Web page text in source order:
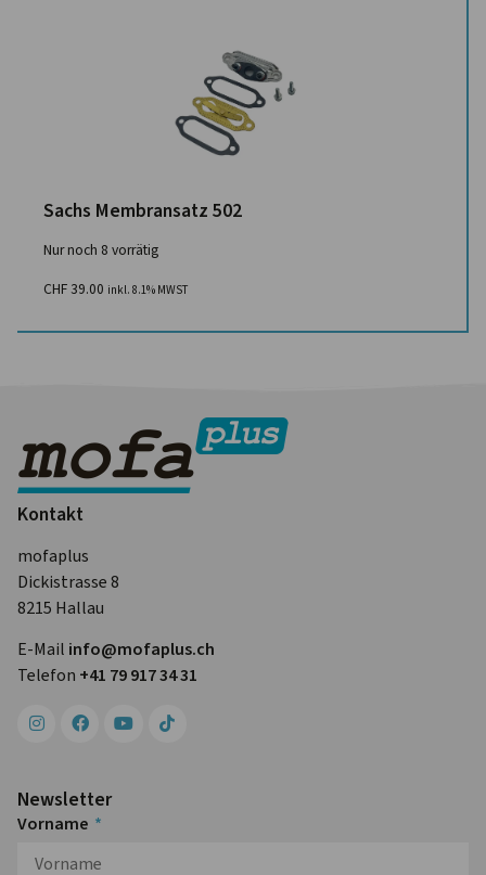
Sachs Membransatz 502
Nur noch 8 vorrätig
CHF39.00 inkl. 8.1% MWST
Kontakt
mofaplus
Dickistrasse 8
8215 Hallau
E-Mail info@mofa­plus.ch
Telefon +41 79 917 34 31
Newsletter
Vorname